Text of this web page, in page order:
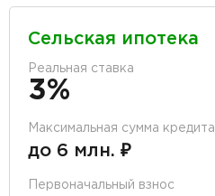
Сельская ипотека
Реальная ставка
3%
Максимальная сумма кредита
до 6 млн. ₽
Первоначальный взнос